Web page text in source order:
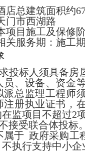
店总建筑面积约
门市西湖路
项目施工及保修
关服务期： 施工期
投标人须具备房
员、设备、资金
派总监理工程师
注册执业证书 ，
监项目不超过2项
接受联合体投标。
属于 政府采购工
执行支持中小企